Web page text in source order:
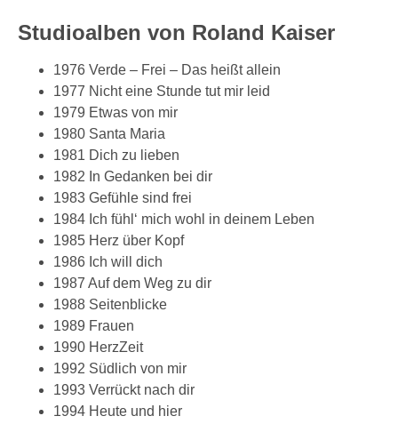
Studioalben von Roland Kaiser
1976 Verde – Frei – Das heißt allein
1977 Nicht eine Stunde tut mir leid
1979 Etwas von mir
1980 Santa Maria
1981 Dich zu lieben
1982 In Gedanken bei dir
1983 Gefühle sind frei
1984 Ich fühl‘ mich wohl in deinem Leben
1985 Herz über Kopf
1986 Ich will dich
1987 Auf dem Weg zu dir
1988 Seitenblicke
1989 Frauen
1990 HerzZeit
1992 Südlich von mir
1993 Verrückt nach dir
1994 Heute und hier